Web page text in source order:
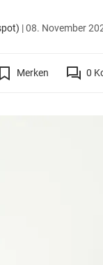
|08. November
Merken 0